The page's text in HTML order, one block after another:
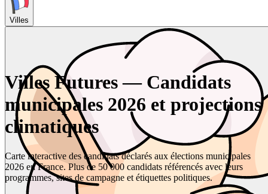
Villes
Villes Futures — Candidats
municipales 2026 et projections
climatiques
Carte interactive des candidats déclarés aux élections municipales
2026 en France. Plus de 50 000 candidats référencés avec leurs
programmes, sites de campagne et étiquettes politiques.